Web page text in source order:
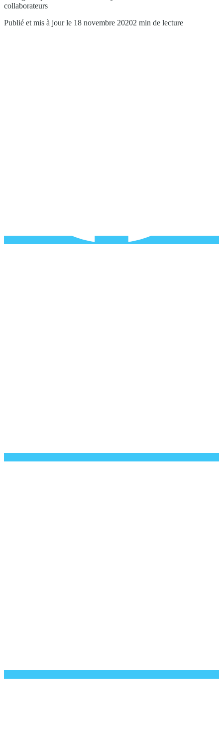
collaborateurs
Publié et mis à jour le 18 novembre 20202 min de lecture